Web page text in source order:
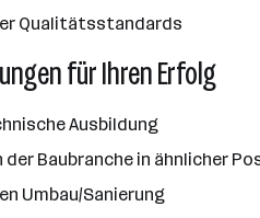
Qualitätsstandards
für Ihren Erfolg
Ausbildung
der Baubranche in ähnlicher
Umbau/Sanierung